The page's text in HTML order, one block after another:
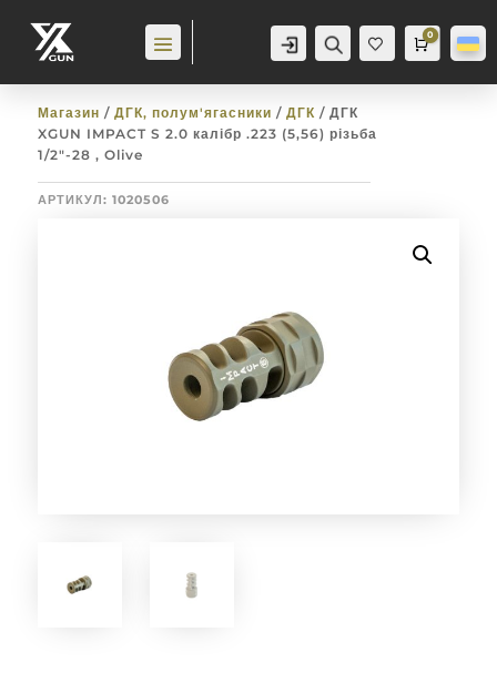
Аккаунт Пошук
Баж
анн
Cart
0
0,0грн
Магазин / ДГК, полум'ягасники / ДГК / ДГК
XGUN IMPACT S 2.0 калібр .223 (5,56) різьба
1/2″-28 , Olive
АРТИКУЛ: 1020506